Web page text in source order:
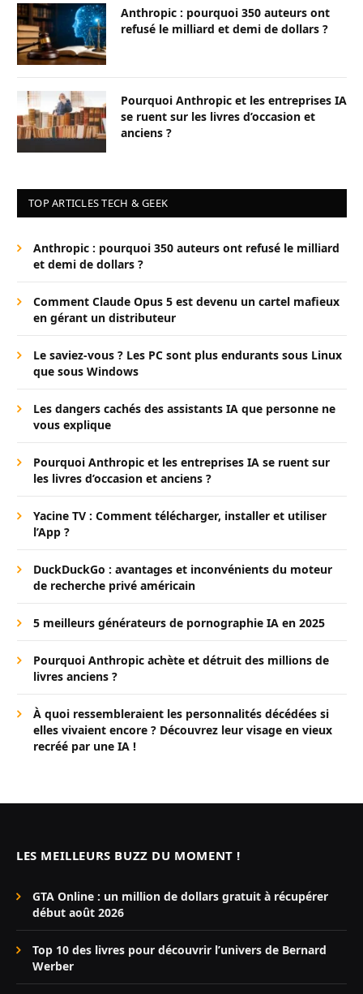
Anthropic : pourquoi 350 auteurs ont
refusé le milliard et demi de dollars ?
Pourquoi Anthropic et les entreprises IA
se ruent sur les livres d’occasion et
anciens ?
TOP ARTICLES TECH & GEEK
Anthropic : pourquoi 350 auteurs ont refusé le milliard
et demi de dollars ?
Comment Claude Opus 5 est devenu un cartel mafieux
en gérant un distributeur
Le saviez-vous ? Les PC sont plus endurants sous Linux
que sous Windows
Les dangers cachés des assistants IA que personne ne
vous explique
Pourquoi Anthropic et les entreprises IA se ruent sur
les livres d’occasion et anciens ?
Yacine TV : Comment télécharger, installer et utiliser
l’App ?
DuckDuckGo : avantages et inconvénients du moteur
de recherche privé américain
5 meilleurs générateurs de pornographie IA en 2025
Pourquoi Anthropic achète et détruit des millions de
livres anciens ?
À quoi ressembleraient les personnalités décédées si
elles vivaient encore ? Découvrez leur visage en vieux
recréé par une IA !
LES MEILLEURS BUZZ DU MOMENT !
GTA Online : un million de dollars gratuit à récupérer
début août 2026
Top 10 des livres pour découvrir l’univers de Bernard
Werber